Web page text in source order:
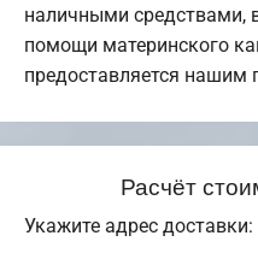
наличными средствами,
помощи материнского
предоставляется нашим
Расчёт
Укажите адрес доставки: